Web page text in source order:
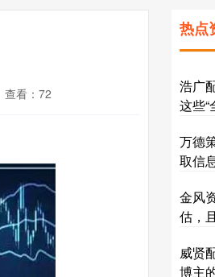
查看：72
热点
浩广
这些“
万德
取信
金风
估，
威贤
博主